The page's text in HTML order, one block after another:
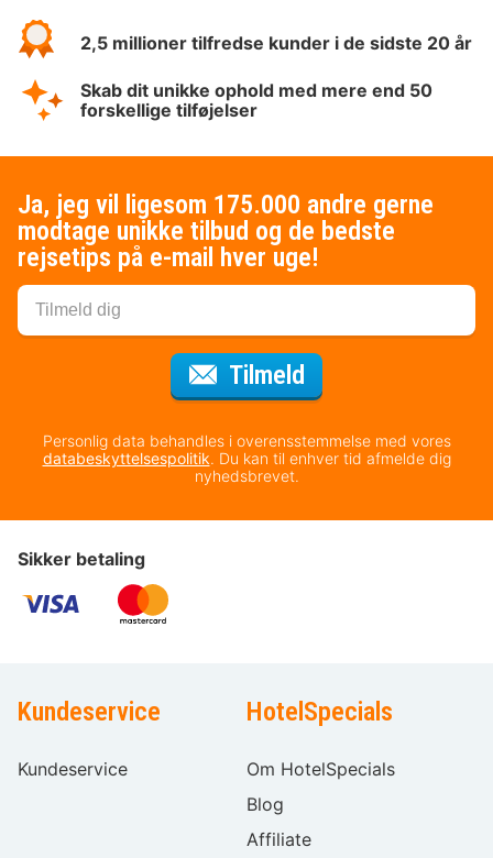
2,5 millioner tilfredse kunder i de sidste 20 år
Skab dit unikke ophold med mere end 50
forskellige tilføjelser
Ja, jeg vil ligesom 175.000 andre gerne
modtage unikke tilbud og de bedste
rejsetips på e-mail hver uge!
Tilmeld
Personlig data behandles i overensstemmelse med vores
databeskyttelsespolitik. Du kan til enhver tid afmelde dig
nyhedsbrevet.
Sikker betaling
Kundeservice
Kundeservice
HotelSpecials
Om HotelSpecials
Blog
Affiliate